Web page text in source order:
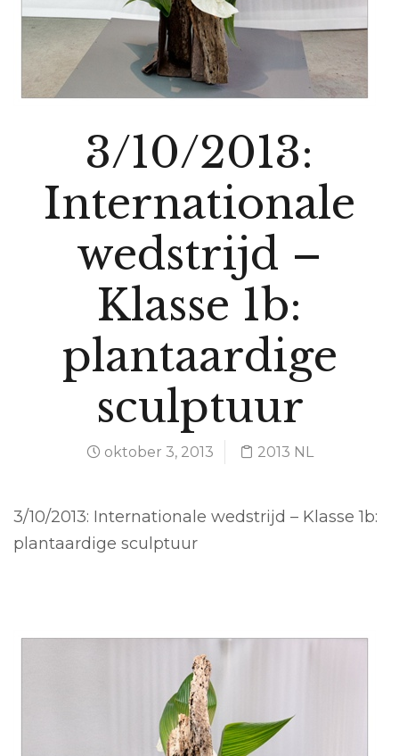
3/10/2013:
Internationale
wedstrijd –
Klasse 1b:
plantaardige
sculptuur
oktober 3, 2013 2013 NL
3/10/2013: Internationale wedstrijd – Klasse 1b:
plantaardige sculptuur